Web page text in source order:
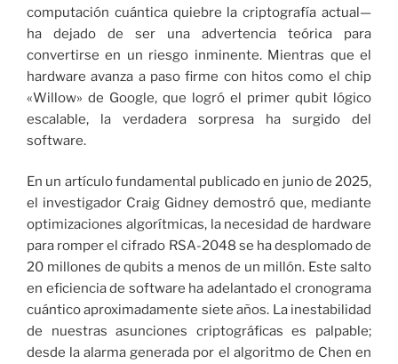
computación cuántica quiebre la criptografía actual—
ha dejado de ser una advertencia teórica para
convertirse en un riesgo inminente. Mientras que el
hardware avanza a paso firme con hitos como el chip
«Willow» de Google, que logró el primer qubit lógico
escalable, la verdadera sorpresa ha surgido del
software.
En un artículo fundamental publicado en junio de 2025,
el investigador Craig Gidney demostró que, mediante
optimizaciones algorítmicas, la necesidad de hardware
para romper el cifrado RSA-2048 se ha desplomado de
20 millones de qubits a menos de un millón. Este salto
en eficiencia de software ha adelantado el cronograma
cuántico aproximadamente siete años. La inestabilidad
de nuestras asunciones criptográficas es palpable;
desde la alarma generada por el algoritmo de Chen en